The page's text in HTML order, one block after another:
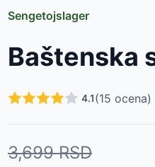
-5999RSD
Sengetojslager
Baštenska
4.1(15 ocena)
3,699RSD